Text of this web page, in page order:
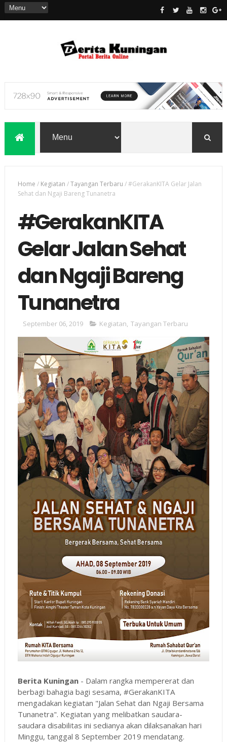
Home / Kegiatan /Tayangan Terbaru /#GerakanKITA Gelar Jalan
Sehat dan Ngaji Bareng Tunanetra
#GerakanKITA
Gelar Jalan Sehat
dan Ngaji Bareng
Tunanetra
September 06, 2019 Kegiatan Tayangan Terbaru
Berita Kuningan- Dalam rangka mempererat dan
berbagi bahagia bagi sesama, #GerakanKITA
mengadakan kegiatan "Jalan Sehat dan Ngaji Bersama
Tunanetra". Kegiatan yang melibatkan saudara-
saudara disabilitas ini sedianya akan dilaksanakan hari
Minggu, tanggal 8 September 2019 mendatang.